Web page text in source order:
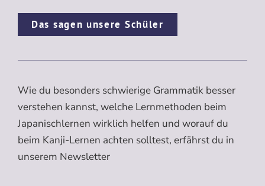
Das sagen unsere Schüler
Wie du besonders schwierige Grammatik besser
verstehen kannst, welche Lernmethoden beim
Japanischlernen wirklich helfen und worauf du
beim Kanji-Lernen achten solltest, erfährst du in
unserem Newsletter